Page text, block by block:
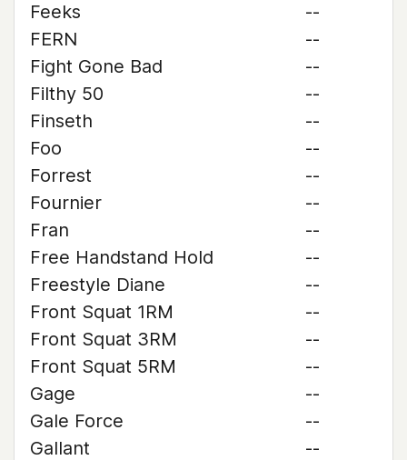
Feeks
--
FERN
--
Fight Gone Bad
--
Filthy 50
--
Finseth
--
Foo
--
Forrest
--
Fournier
--
Fran
--
Free Handstand Hold
--
Freestyle Diane
--
Front Squat 1RM
--
Front Squat 3RM
--
Front Squat 5RM
--
Gage
--
Gale Force
--
Gallant
--